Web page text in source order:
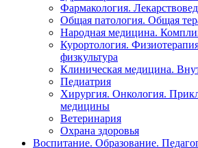
Фармакология.
Общая патология. Общая
Народная медицина.
Курортология.
физкультура
Клиническая медицина.
Педиатрия
Хирургия. Онкология.
медицины
Ветеринария
Охрана здоровья
Воспитание. Образование.